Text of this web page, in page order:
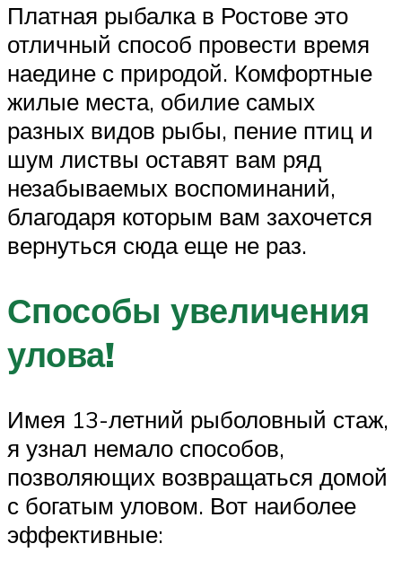
Платная рыбалка в Ростове это
отличный способ провести время
наедине с природой. Комфортные
жилые места, обилие самых
разных видов рыбы, пение птиц и
шум листвы оставят вам ряд
незабываемых воспоминаний,
благодаря которым вам захочется
вернуться сюда еще не раз.
Способы увеличения
улова!
Имея 13-летний рыболовный стаж,
я узнал немало способов,
позволяющих возвращаться домой
с богатым уловом. Вот наиболее
эффективные: